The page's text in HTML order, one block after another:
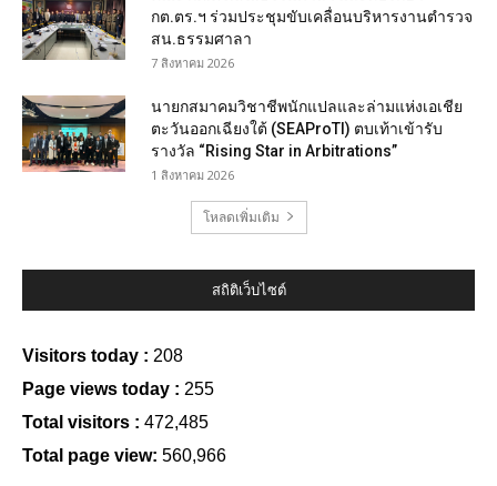
กต.ตร.ฯ ร่วมประชุมขับเคลื่อนบริหารงานตำรวจ
สน.ธรรมศาลา
7 สิงหาคม 2026
นายกสมาคมวิชาชีพนักแปลและล่ามแห่งเอเชีย
ตะวันออกเฉียงใต้ (SEAProTI) ตบเท้าเข้ารับ
รางวัล “Rising Star in Arbitrations”
1 สิงหาคม 2026
โหลดเพิ่มเติม
สถิติเว็บไซต์
Visitors today : 208
Page views today : 255
Total visitors : 472,485
Total page view: 560,966